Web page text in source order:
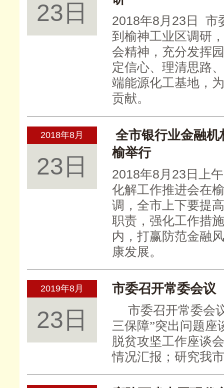
23日
2018年8月23日 市
到榆神工业区调研
会精神，充分发挥
定信心、理清思路
端能源化工基地，
贡献。
2018年8月
23日
全市银行业金融
榆举行
2018年8月23日上
化解工作推进会在
调，全市上下要提
职责，强化工作措
内，打赢防范金融
康发展。
2019年8月
23日
市委召开常委会议
市委召开常委会
三保障”突出问题座
脱贫攻坚工作座谈
情况汇报；研究我